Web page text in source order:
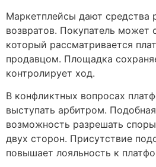
Маркетплейсы дают средства
возвратов. Покупатель может
который рассматривается
продавцом. Площадка
контролирует ход.
В конфликтных вопросах
выступать арбитром.
возможность разрешать
двух сторон. Присутствие
повышает лояльность к